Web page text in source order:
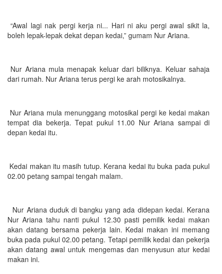
“Awal lagi nak pergi kerja ni... Hari ni aku pergi awal sikit la,
boleh lepak-lepak dekat depan kedai,” gumam Nur Ariana.
Nur Ariana mula menapak keluar dari biliknya. Keluar sahaja
dari rumah. Nur Ariana terus pergi ke arah motosikalnya.
Nur Ariana mula menunggang motosikal pergi ke kedai makan
tempat dia bekerja. Tepat pukul 11.00 Nur Ariana sampai di
depan kedai itu.
Kedai makan itu masih tutup. Kerana kedai itu buka pada pukul
02.00 petang sampai tengah malam.
Nur Ariana duduk di bangku yang ada didepan kedai. Kerana
Nur Ariana tahu nanti pukul 12.30 pasti pemilik kedai makan
akan datang bersama pekerja lain. Kedai makan ini memang
buka pada pukul 02.00 petang. Tetapi pemilik kedai dan pekerja
akan datang awal untuk mengemas dan menyusun atur kedai
makan ini.